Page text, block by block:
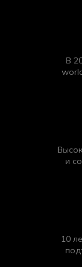
Покупайте
быструю
В
и
10